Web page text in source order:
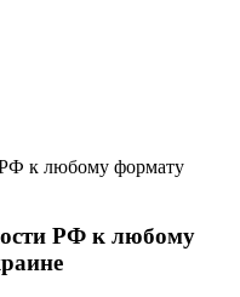
РФ к любому